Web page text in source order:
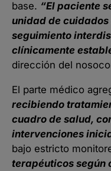
base. “El paciente
unidad de
seguimiento
clínicamente
dirección del
El parte médico
recibiendo
cuadro de salud,
intervenciones
bajo estricto
terapéuticos según